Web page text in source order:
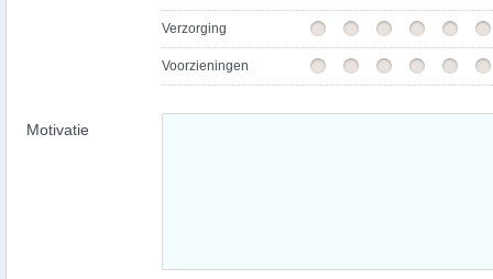
Verzorging
Voorzieningen
Motivatie